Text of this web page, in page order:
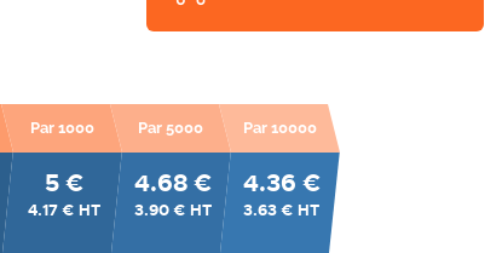
Par 1000
5 €
4.17 € HT
Par 5000
4.68 €
3.90 € HT
Par 10000
4.36 €
3.63 € HT